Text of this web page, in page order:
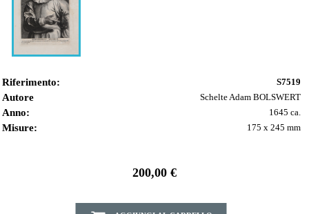
Riferimento: S7519
Autore Schelte Adam BOLSWERT
Anno: 1645 ca.
Misure: 175 x 245 mm
200,00 €